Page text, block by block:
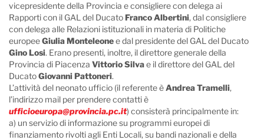
vicepresidente della Provincia e consigliere con delega ai
Rapporti con il GAL del DucatoFranco Albertini, dal consigliere
con delega alle Relazioni istituzionali in materia di Politiche
europeeGiulia Monteleonee dal presidente del GAL del Ducato
Gino Losi. Erano presenti, inoltre, il direttore generale della
Provincia di Piacenza Vittorio Silvae il direttore del GAL del
DucatoGiovanni Pattoneri.
L’attività del neonato ufficio (il referente èAndrea Tramelli,
l’indirizzo mail per prendere contatti è
ufficioeuropa@provincia.pc.it) consisterà principalmente in:
a) un servizio di informazione su programmi europei di
finanziamento rivolti agli Enti Locali, su bandi nazionali e della